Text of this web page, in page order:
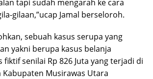
tapi sudah mengarah ke cara
gilaan,”ucap Jamal berseloroh.
sebuah kasus serupa yang
yakni berupa kasus belanja
fiktif senilai Rp 826 Juta yang terjadi di
Kabupaten Musirawas Utara